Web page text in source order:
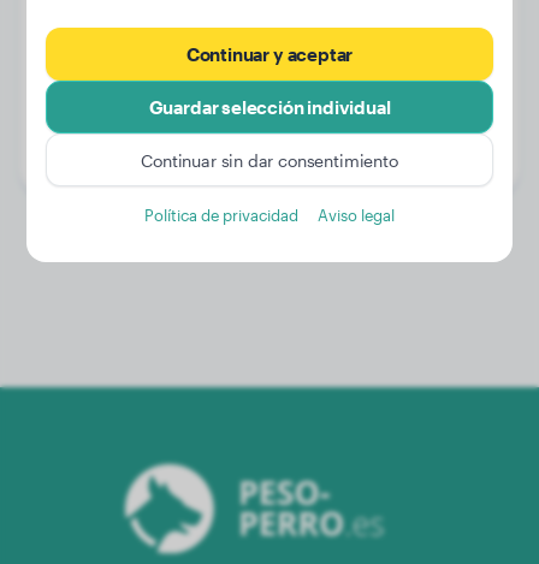
Peso:
47 kg
Edad:
2 años, 9 meses
Continuar y aceptar
Guardar selección individual
Continuar sin dar consentimiento
Política de privacidad Aviso legal